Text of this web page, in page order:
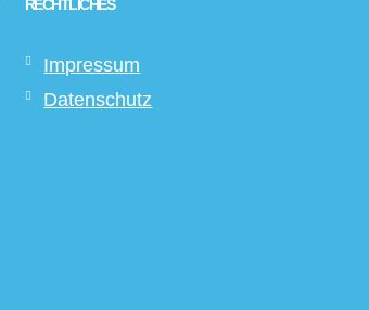
RECHTLICHES
Impressum
Datenschutz